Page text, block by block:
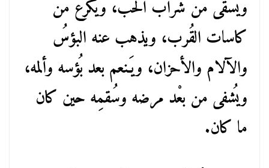
ويُسقى من شَراب الحب، ويكْرَع من
كاسات القُرب، ويذهب عنه البؤسُ
والآلام والأحزان، ويَـنعم بعد بُؤسه وألمه،
ويُشفى من بعْد مرضه وسُقمِه حين كان
ما كان.